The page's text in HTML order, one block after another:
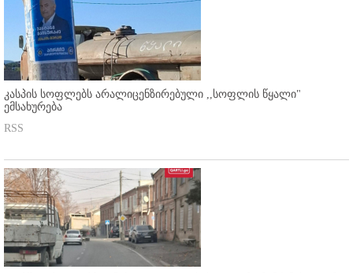
კასპის სოფლებს არალიცენზირებული ,,სოფლის წყალი"
ემსახურება
RSS